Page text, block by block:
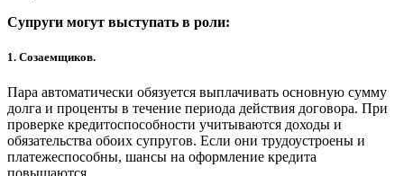
Супруги могут выступать в роли:
1. Созаемщиков.
Пара автоматически обязуется выплачивать основную сумму
долга и проценты в течение периода действия договора. При
проверке кредитоспособности учитываются доходы и
обязательства обоих супругов. Если они трудоустроены и
платежеспособны, шансы на оформление кредита